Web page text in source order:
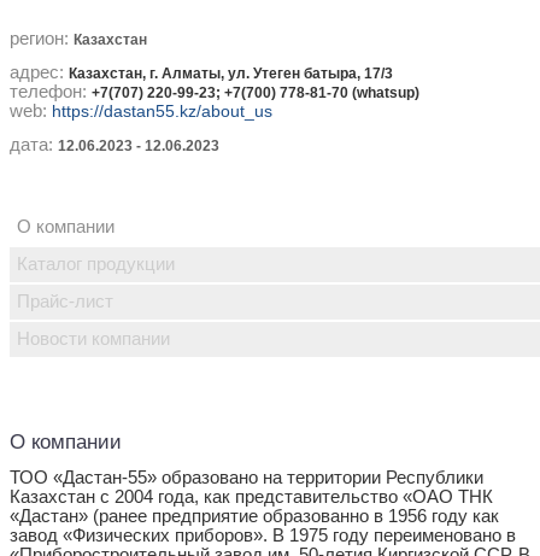
регион: Казахстан
адрес: Казахстан, г. Алматы, ул. Утеген батыра, 17/3
телефон: +7(707) 220-99-23; +7(700) 778-81-70 (whatsup)
web: https://dastan55.kz/about_us
дата: 12.06.2023 - 12.06.2023
О компании
О компании
ТОО «Дастан-55» образовано на территории Республики
Казахстан с 2004 года, как представительство «ОАО ТНК
«Дастан» (ранее предприятие образованно в 1956 году как
завод «Физических приборов». В 1975 году переименовано в
Каталог продукции
Прайс-лист
Новости компании